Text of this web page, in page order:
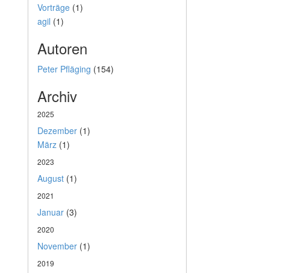
Vorträge(1)
agil (1)
Autoren
Peter Pfläging (154)
Archiv
2025
Dezember(1)
März(1)
2023
August(1)
2021
Januar(3)
2020
November(1)
2019